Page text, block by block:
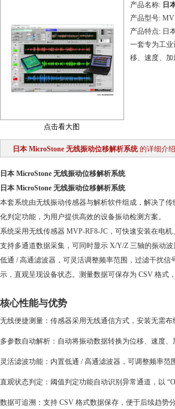
点击看大图
产品名称: 日
产品型号:
产品特点: 日
一套专为工
移、速度、加
日本 MicroStone 无线振动位移解析系统 的详细介绍
日本 MicroStone 无线振动位移解析系统
日本 MicroStone 无线振动位移解析系统
本套系统由无线振动传感器与解析软件组成，解决了
化判定功能，为用户提供高效的设备振动检测方案。
系统采用无线传感器 MVP-RF8-JC，可快速安装在电
支持多通道数据采集，可同时显示 X/Y/Z 三轴的振动
低通 / 高通滤波器，可灵活调整频率范围，过滤干扰
示，直观呈现设备状态。测量数据可保存为 CSV 格式
核心性能与优势
无线便捷测量：传感器采用无线通信方式，安装无需布
多参数自动解析：自动将振动数据转换为位移、速度、
灵活滤波功能：内置低通 / 高通滤波器，可调整频率范
直观状态判定 ：阈值判定功能自动识别异常通道，以
数据可追溯 ：支持 CSV 格式数据保存，便于后续趋势